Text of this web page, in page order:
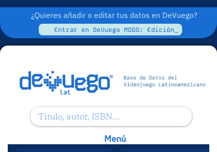
¿Quieres añadir o editar tus datos en DeVuego?
Entrar en DeVuego MODO: Edición_
Menú